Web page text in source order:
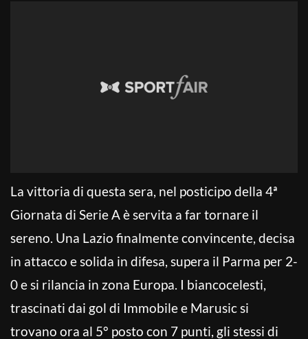
La vittoria di questa sera, nel posticipo della 4ª
Giornata di Serie A è servita a far tornare il
sereno. Una Lazio finalmente convincente, decisa
in attacco e solida in difesa, supera il Parma per 2-
0 e si rilancia in zona Europa. I biancocelesti,
trascinati dai gol di Immobile e Marusic si
trovano ora al 5° posto con 7 punti, gli stessi di